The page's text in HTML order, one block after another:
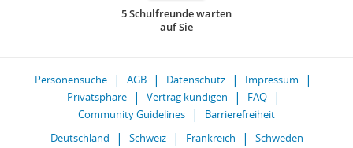
5 Schulfreunde warten
auf Sie
Personensuche AGB Datenschutz
Impressum
Privatsphäre
Vertrag kündigen
FAQ
Community Guidelines
Barrierefreiheit
Deutschland
Schweiz Frankreich Schweden